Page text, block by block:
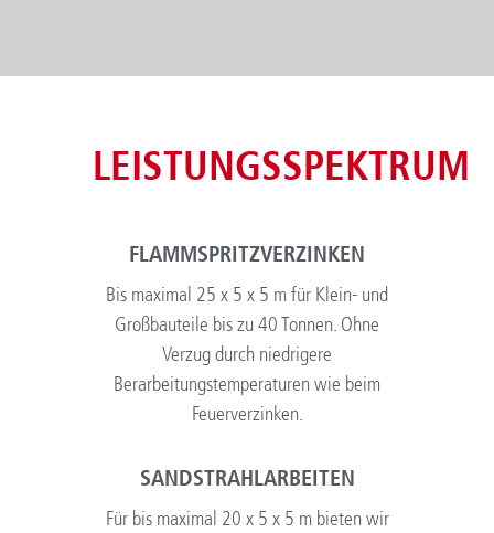
LEISTUNGSSPEKTRUM
FLAMMSPRITZVERZINKEN
Bis maximal 25 x 5 x 5 m für Klein- und
Großbauteile bis zu 40 Tonnen. Ohne
Verzug durch niedrigere
Berarbeitungstemperaturen wie beim
Feuerverzinken.
SANDSTRAHLARBEITEN
Für bis maximal 20 x 5 x 5 m bieten wir